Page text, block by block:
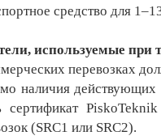
средство для
используемые при
перевозках
наличия действующих
сертификат
(SRC1 или SRC2).